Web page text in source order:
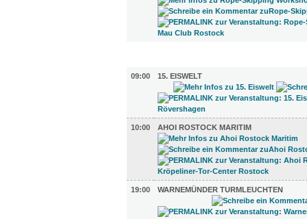
09:00
15. EISWELT
10:00 AHOI ROSTOCK MARITIM
19:00 WARNEMÜNDER TURMLEUCHTEN